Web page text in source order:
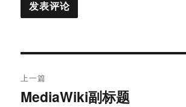
章
上一篇
上
MediaWiki副标题